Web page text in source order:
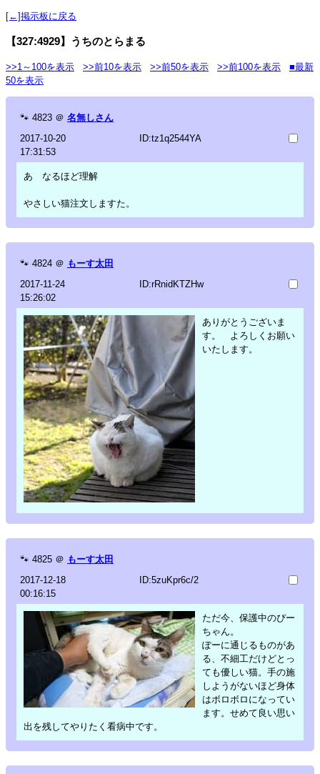
[←]掲示板に戻る
【327:4929】うちのとらまる
>>1～100を表示 >>前10を表示 >>前50を表示 >>前100を表示
■最新
50を表示
🐾 4823 ＠ 名無しさん
2017-10-20
17:31:53
ID:tz1q2544YA
あ なるほど理解
やさしい猫注文しますた。
🐾 4824 ＠ もーす太田
2017-11-24
15:26:02
ID:rRnidKTZHw
ありがとうございま
す。 よろしくお願い
いたします。
🐾 4825 ＠ もーす太田
2017-12-18
00:16:15
ID:5zuKpr6c/2
ただ今、保護中のぴー
ちゃん。
ぽーに通じるものがあ
る、不細工だけどとっ
ても優しい猫。手の施
しようがないほど身体
はボロボロになってい
ます。せめて良い思い
出を残してやりたく看病中です。